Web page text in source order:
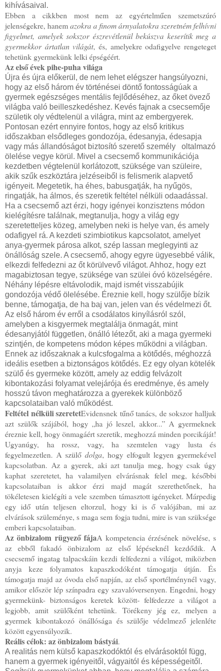
kihívásaival.
Ebben a cikkben most nem az egyértelműen szemetszúró
jelenségekre, hanemazokra a finom árnyalatokra szeretném felhívni
figyelmet, amelyek sokszor észrevétlenül bekúszva keserítik meg a
gyermekkor ártatlan világát, és, amelyekre odafigyelve rengeteget
tehetünk gyermekünk lelki épségéért.
Az első évek pihe-puha világa
Újra és újra előkerül, de nem lehet elégszer hangsúlyozni,
hogy az első három év történései döntő fontosságúak a
gyermek egészséges mentális fejlődéséhez, az őket övező
világba való beilleszkedéshez. Kevés fajnak a csecsemője
születik oly védtelenül a világra, mint az embergyerek.
Pontosan ezért ennyire fontos, hogy az első kritikus
időszakban elsődleges gondozója, édesanyja, édesapja
vagy más állandóságot biztosító szerető személy oltalmazó
ölelése vegye körül. Mivel a csecsemő kommunikációja
kezdetben végtelenül korlátozott, szüksége van szüleire,
akik szűk eszköztára jelzéseiből is felismerik alapvető
igényeit. Megetetik, ha éhes, babusgatják, ha nyűgös,
ringatják, ha álmos, és szeretik feltétel nélküli odaadással.
Ha a csecsemő azt érzi, hogy igényei konzisztens módon
kielégítésre találnak, megtanulja, hogy a világ egy
szeretetteljes közeg, amelyben neki is helye van, és amely
odafigyel rá. A kezdeti szimbiotikus kapcsolatot, amelyet
anya-gyermek párosa alkot, szép lassan meglegyinti az
önállóság szele. A csecsemő, ahogy egyre ügyesebbé válik,
elkezdi felfedezni az őt körülvevő világot. Ahhoz, hogy ezt
magabiztosan tegye, szüksége van szülei óvó közelségére.
Néhány lépésre eltávolodik, majd ismét visszabújik
gondozója védő ölelésébe. Éreznie kell, hogy szülője bízik
benne, támogatja, de ha baj van, jelen van és védelmezi őt.
Az első három év erről a csodálatos kinyílásról szól,
amelyben a kisgyermek megtalálja önmagát, mint
édesanyjától független, önálló létezőt, aki a maga gyermeki
szintjén, de kompetens módon képes működni a világban.
Ennek az időszaknak a kulcsfogalma a kötődés, méghozzá
ideális esetben a biztonságos kötődés. Ez egy olyan kötelék
szülő és gyermeke között, amely az eddig felvázolt
kibontakozási folyamat velejárója és eredménye, és amely
hosszú távon meghatározza a gyerekek különböző
kapcsolataiban való működést.
Feltétel nélküli szeretetEvidensnek tűnő tanács, de sokszor halljuk
azt szülők szájából, hogy „ha jó leszel, akkor...” A gyermeknek
éreznie kell, hogy önmagáért szeretik, meghozzá minden porcikáját!
Ugyanúgy, ha rossz, vagy, ha szemtelen vagy lusta és
fegyelmezetlen. A szülő dolga, hogy elfogult legyen gyermekével
kapcsolatban. Az a gyerek, aki azt tanulja meg, hogy csak úgy
kaphat szeretetet, ha valamilyen elvárásnak felel meg, későbbi
kapcsolataiban is akkor érzi majd magát szerethetőnek, ha
tökéletesen kielégíti a vele szemben támasztott igényeket. Márpedig
egy idő után teljesen eltorzul, hogy ki is ő valójában, mi az
elvárások szüleménye, s maga sem fogja tudni, mire is van szüksége
emberi kapcsolataiban.
Az önbizalom rügyező fájaA kompetencia érzésének növelése, s
az ebből fakadó önbizalom az első lépéseknél kezdődik. A
csecsemő ingatag talpacskáin kezdi felfedezni a világot, miközben
anyja keze folyamatos kapaszkodóként támogatja útján. És
támogatja majd az óvoda első napján, az első sportélménynél vagy,
amikor először lép színpadra egy szavalóversenyen. Engedni, hogy
gyermekünk- biztonságos keretek között- felfedezze a világot a
legjobb, amit szülőként tehetünk. Törékeny jég ez, melyen a
gyermek kibontakozó önállósága és szülője védelmező jelenléte
között egyensúlyozik.
Reális célok: az önbizalom bástyái.
A realitás nem külső kapaszkodóktól és elvárásoktól függ,
hanem a gyermek igényeitől, vágyaitól és képességeitől.